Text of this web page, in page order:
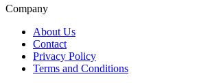
Company
About Us
Contact
Privacy Policy
Terms and Conditions